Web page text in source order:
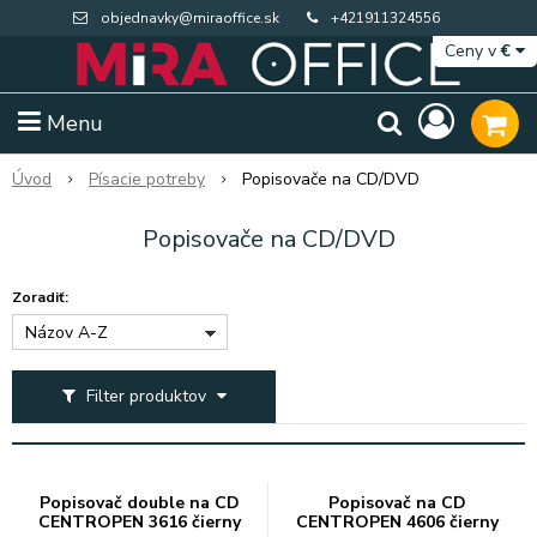
objednavky@miraoffice.sk +421911324556
Menu
Ceny v€
Úvod Písacie potreby Popisovače na CD/DVD
Popisovače na CD/DVD
Filter produktov
Zoradiť:
Názov A-Z
Popisovač double na CD
CENTROPEN 3616 čierny
Popisovač na CD
CENTROPEN 4606 čierny